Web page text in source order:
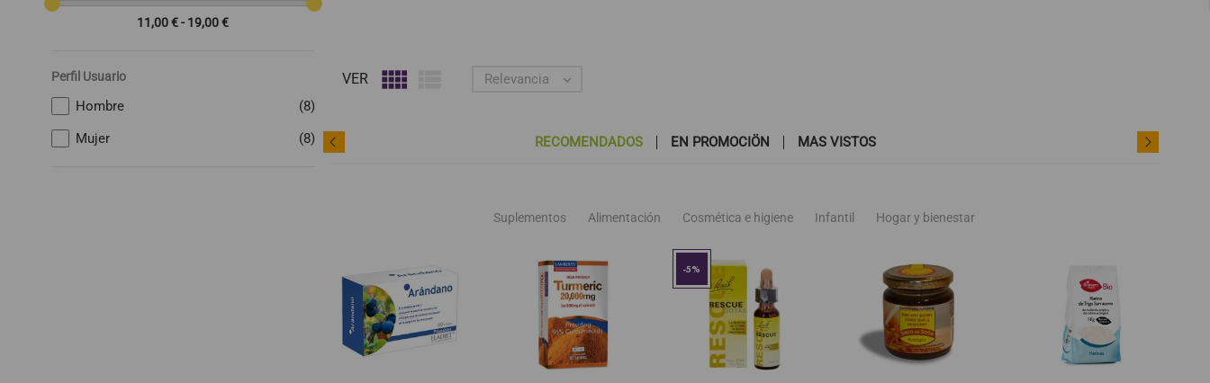
11,00 € - 19,00 €
Perfil Usuario
Hombre
(8)
Mujer
(8)
VER  Relevancia 
RECOMENDADOS EN PROMOCIÖN MAS VISTOS
Suplementos Alimentación Cosmética e higiene Infantil Hogar y bienestar
-5%